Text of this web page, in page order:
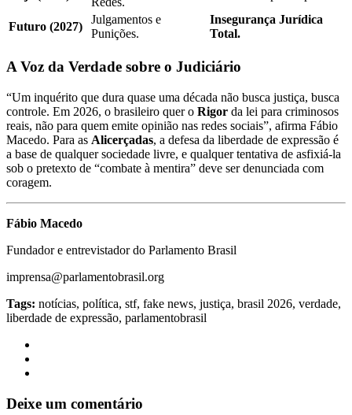
Futuro (2027)
Julgamentos e
Punições.
Insegurança Jurídica
Total.
A Voz da Verdade sobre o Judiciário
“Um inquérito que dura quase uma década não busca justiça, busca
controle. Em 2026, o brasileiro quer o Rigor da lei para criminosos
reais, não para quem emite opinião nas redes sociais”, afirma Fábio
Macedo. Para as Alicerçadas, a defesa da liberdade de expressão é
a base de qualquer sociedade livre, e qualquer tentativa de asfixiá-la
sob o pretexto de “combate à mentira” deve ser denunciada com
coragem.
Fábio Macedo
Fundador e entrevistador do Parlamento Brasil
imprensa@parlamentobrasil.org
Tags: notícias, política, stf, fake news, justiça, brasil 2026, verdade,
liberdade de expressão, parlamentobrasil
Deixe um comentário